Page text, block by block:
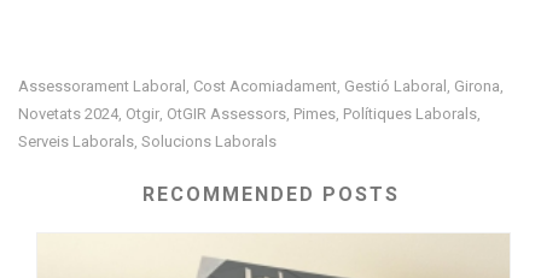
Assessorament Laboral , Cost Acomiadament, Gestió Laboral , Girona,
Novetats 2024, Otgir, OtGIR Assessors, Pimes, Polítiques Laborals,
Serveis Laborals, Solucions Laborals
RECOMMENDED POSTS